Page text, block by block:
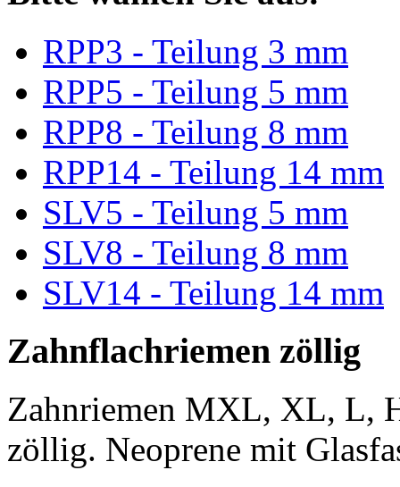
RPP3 - Teilung 3 mm
RPP5 - Teilung 5 mm
RPP8 - Teilung 8 mm
RPP14 - Teilung 14 mm
SLV5 - Teilung 5 mm
SLV8 - Teilung 8 mm
SLV14 - Teilung 14 mm
Zahnflachriemen zöllig
Zahnriemen MXL, XL, L,
zöllig. Neoprene mit